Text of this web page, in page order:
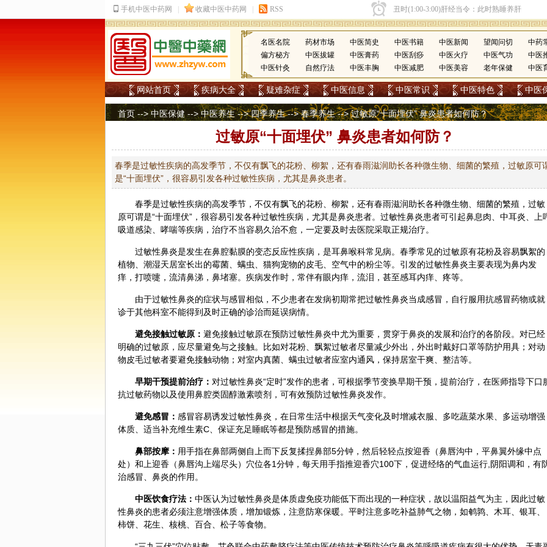
名医名院 药材市场 中医简史 中医书籍 中医新闻 望闻问切
中药
偏方秘方
中医拔罐 中医膏药 中医刮痧 中医火疗 中医气功
中医
中医针灸
自然疗法 中医丰胸 中医减肥 中医美容 老年保健 中医
网站首页 疾病大全 疑难杂症 中医信息 中医常识 中医特色 中医
首页 -->中医保健 -->中医养生-->四季养生-->春季养生--> 过敏原“十面埋伏” 鼻炎患者如何防？
过敏原“十面埋伏” 鼻炎患者如何防？
春季是过敏性疾病的高发季节，不仅有飘飞的花粉、柳絮，还有春雨滋润助长各种微生物、细菌的繁殖，过敏原可
是“十面埋伏”，很容易引发各种过敏性疾病，尤其是鼻炎患者。
春季是过敏性疾病的高发季节，不仅有飘飞的花粉、柳絮，还有春雨滋润助长各种微生物、细菌的繁殖，过敏
原可谓是“十面埋伏”，很容易引发各种过敏性疾病，尤其是鼻炎患者。过敏性鼻炎患者可引起鼻息肉、中耳炎、上
吸道感染、哮喘等疾病，治疗不当容易久治不愈，一定要及时去医院采取正规治疗。
过敏性鼻炎是发生在鼻腔黏膜的变态反应性疾病，是耳鼻喉科常见病。春季常见的过敏原有花粉及容易飘絮的
植物、潮湿天居室长出的霉菌、螨虫、猫狗宠物的皮毛、空气中的粉尘等。引发的过敏性鼻炎主要表现为鼻内发
痒，打喷嚏，流清鼻涕，鼻堵塞。疾病发作时，常伴有眼内痒，流泪，甚至感耳内痒、疼等。
由于过敏性鼻炎的症状与感冒相似，不少患者在发病初期常把过敏性鼻炎当成感冒，自行服用抗感冒药物或就
诊于其他科室不能得到及时正确的诊治而延误病情。
避免接触过敏原： 避免接触过敏原在预防过敏性鼻炎中尤为重要，贯穿于鼻炎的发展和治疗的各阶段。对已经
明确的过敏原，应尽量避免与之接触。比如对花粉、飘絮过敏者尽量减少外出，外出时戴好口罩等防护用具；对动
物皮毛过敏者要避免接触动物；对室内真菌、螨虫过敏者应室内通风，保持居室干爽、整洁等。
早期干预提前治疗： 对过敏性鼻炎“定时”发作的患者，可根据季节变换早期干预，提前治疗，在医师指导下口
抗过敏药物以及使用鼻腔类固醇激素喷剂，可有效预防过敏性鼻炎发作。
避免感冒： 感冒容易诱发过敏性鼻炎，在日常生活中根据天气变化及时增减衣服、多吃蔬菜水果 、多运动增强
体质 、适当补充维生素C、保证充足睡眠等都是预防感冒的措施。
鼻部按摩： 用手指在鼻部两侧自上而下反复揉捏鼻部5分钟，然后轻轻点按迎香 （鼻唇沟中，平鼻翼外缘中点
处）和上迎香（鼻唇沟上端尽头）穴位各1分钟，每天用手指推迎香穴100下，促进经络的气血运行, 阴阳调和，有
治感冒、鼻炎的作用。
中医饮食疗法： 中医认为过敏性鼻炎是体质虚免疫功能低下而出现的一种症状，故以温阳益气为主，因此过敏
性鼻炎的患者必须注意增强体质，增加锻炼，注意防寒保暖。平时注意多吃补益肺气之物，如鹌鹑、 木耳 银耳
柿饼、花生、 核桃 百合 松子等食物。